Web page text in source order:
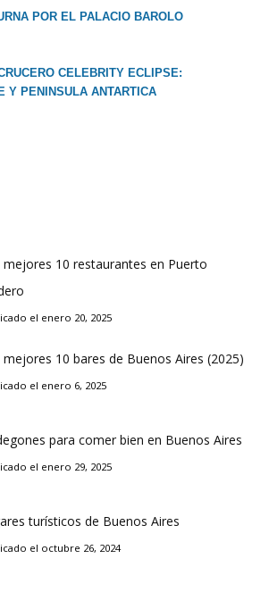
POR EL PALACIO BAROLO
CELEBRITY ECLIPSE:
Y PENINSULA ANTARTICA
mejores 10 restaurantes en Puerto
el enero 20, 2025
mejores 10 bares de Buenos Aires (2025)
el enero 6, 2025
para comer bien en Buenos Aires
el enero 29, 2025
turísticos de Buenos Aires
el octubre 26, 2024